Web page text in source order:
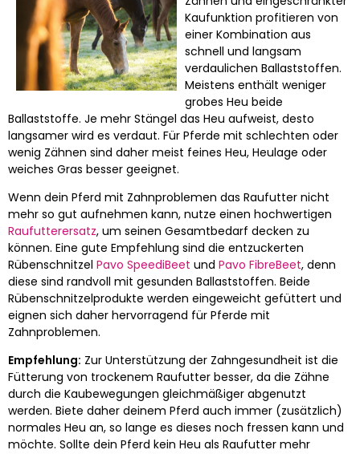
Kaufunktion profitieren von
einer Kombination aus
schnell und langsam
verdaulichen Ballaststoffen.
Meistens enthält weniger
grobes Heu beide
Ballaststoffe. Je mehr Stängel das Heu aufweist, desto
langsamer wird es verdaut. Für Pferde mit schlechten oder
wenig Zähnen sind daher meist feines Heu, Heulage oder
weiches Gras besser geeignet.
Wenn dein Pferd mit Zahnproblemen das Raufutter nicht
mehr so gut aufnehmen kann, nutze einen hochwertigen
Raufutterersatz, um seinen Gesamtbedarf decken zu
können. Eine gute Empfehlung sind die entzuckerten
Rübenschnitzel Pavo SpeediBeet und Pavo FibreBeet, denn
diese sind randvoll mit gesunden Ballaststoffen. Beide
Rübenschnitzelprodukte werden eingeweicht gefüttert und
eignen sich daher hervorragend für Pferde mit
Zahnproblemen.
Empfehlung: Zur Unterstützung der Zahngesundheit ist die
Fütterung von trockenem Raufutter besser, da die Zähne
durch die Kaubewegungen gleichmäßiger abgenutzt
werden. Biete daher deinem Pferd auch immer (zusätzlich)
normales Heu an, so lange es dieses noch fressen kann und
möchte. Sollte dein Pferd kein Heu als Raufutter mehr